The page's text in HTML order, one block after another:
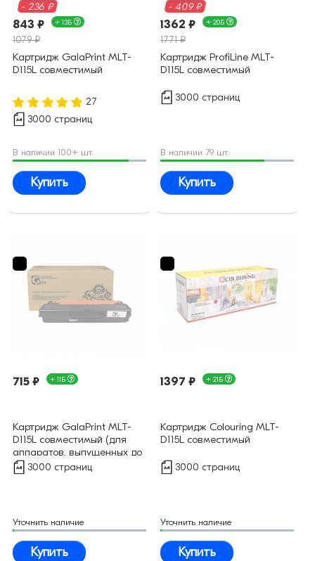
- 236 ₽
843 ₽ + 13Б
1079 ₽
Картридж GalaPrint MLT-
D115L совместимый
27
3000 страниц
В наличии 100+ шт.
Купить
- 409 ₽
1362 ₽ + 20Б
1771 ₽
Картридж ProfiLine MLT-
D115L совместимый
3000 страниц
В наличии 79 шт.
Купить
715 ₽ + 11Б
Картридж GalaPrint MLT-
D115L совместимый (для
аппаратов, выпущенных до
01.07.2017)
3000 страниц
Уточнить наличие
Купить
1397 ₽ + 21Б
Картридж Colouring MLT-
D115L совместимый
3000 страниц
Уточнить наличие
Купить